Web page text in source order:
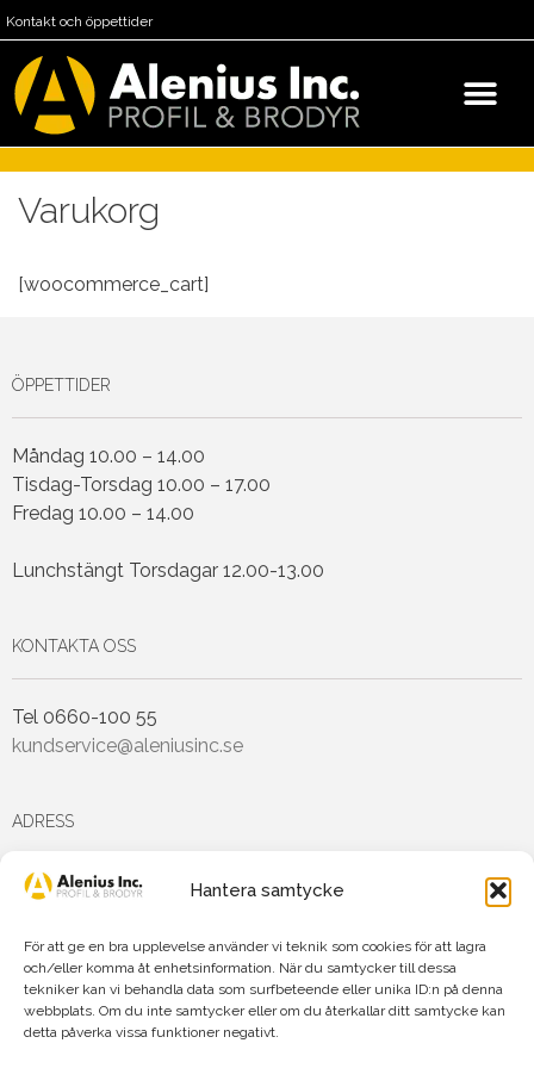
Hantera samtycke
För att ge en bra upplevelse använder vi teknik som cookies för att lagra
och/eller komma åt enhetsinformation. När du samtycker till dessa
tekniker kan vi behandla data som surfbeteende eller unika ID:n på denna
webbplats. Om du inte samtycker eller om du återkallar ditt samtycke kan
detta påverka vissa funktioner negativt.
Kontakt och öppettider
Varukorg
[woocommerce_cart]
ÖPPETTIDER
Måndag 10.00 – 14.00
Tisdag-Torsdag 10.00 – 17.00
Fredag 10.00 – 14.00
Lunchstängt Torsdagar 12.00-13.00
KONTAKTA OSS
Tel 0660-100 55
kundservice@aleniusinc.se
ADRESS
Hästmarksvägen 3D
FÖLJ OSS PÅ